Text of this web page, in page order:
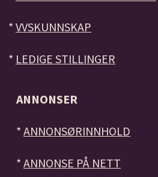
* VVSKUNNSKAP
* LEDIGE STILLINGER
ANNONSER
*ANNONSØRINNHOLD
*ANNONSE PÅ NETT